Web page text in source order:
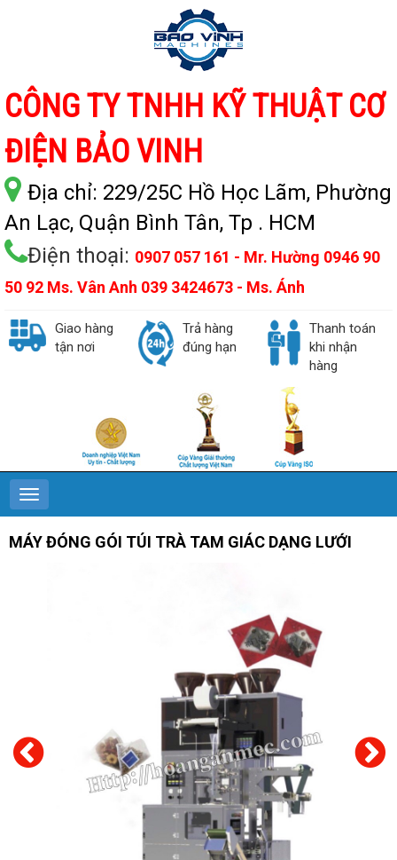
CÔNG TY TNHH KỸ THUẬT CƠ
ĐIỆN BẢO VINH
Địa chỉ: 229/25C Hồ Học Lãm, Phường
An Lạc, Quận Bình Tân, Tp . HCM
Điện thoại: 0907 057 161 - Mr. Hường 0946 90
50 92 Ms. Vân Anh 039 3424673 - Ms. Ánh
Giao hàng
tận nơi
Trả hàng
đúng hạn
Thanh toán
khi nhận
hàng
MÁY ĐÓNG GÓI TÚI TRÀ TAM GIÁC DẠNG LƯỚI